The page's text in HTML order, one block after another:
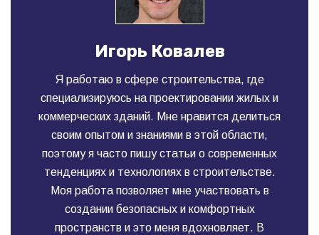
Игорь Ковалев
Я работаю в сфере строительства, где
специализируюсь на проектировании жилых и
коммерческих зданий. Мне нравится делиться
своим опытом и знаниями в этой области,
поэтому я часто пишу статьи о современных
тенденциях и технологиях в строительстве.
Моя работа позволяет мне участвовать в
создании безопасных и комфортных
пространств и это меня вдохновляет. В